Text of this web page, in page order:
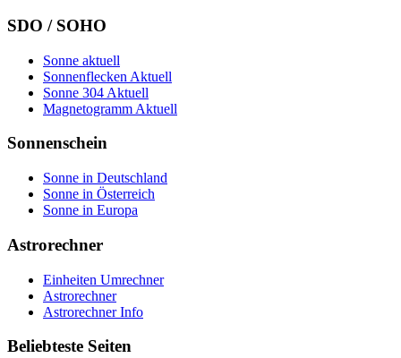
SDO / SOHO
Sonne aktuell
Sonnenflecken Aktuell
Sonne 304 Aktuell
Magnetogramm Aktuell
Sonnenschein
Sonne in Deutschland
Sonne in Österreich
Sonne in Europa
Astrorechner
Einheiten Umrechner
Astrorechner
Astrorechner Info
Beliebteste Seiten